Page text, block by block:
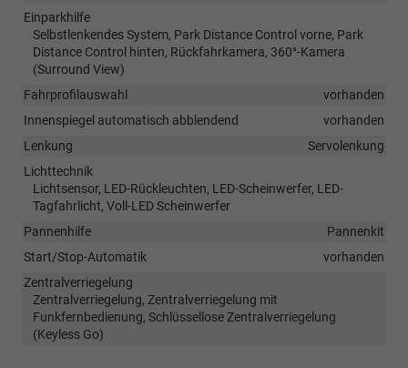
Einparkhilfe
Selbstlenkendes System, Park Distance Control vorne, Park
Distance Control hinten, Rückfahrkamera, 360°-Kamera
(Surround View)
Fahrprofilauswahl
vorhanden
Innenspiegel automatisch abblendend
vorhanden
Lenkung
Servolenkung
Lichttechnik
Lichtsensor, LED-Rückleuchten, LED-Scheinwerfer, LED-
Tagfahrlicht, Voll-LED Scheinwerfer
Pannenhilfe
Pannenkit
Start/Stop-Automatik
vorhanden
Zentralverriegelung
Zentralverriegelung, Zentralverriegelung mit
Funkfernbedienung, Schlüssellose Zentralverriegelung
(Keyless Go)